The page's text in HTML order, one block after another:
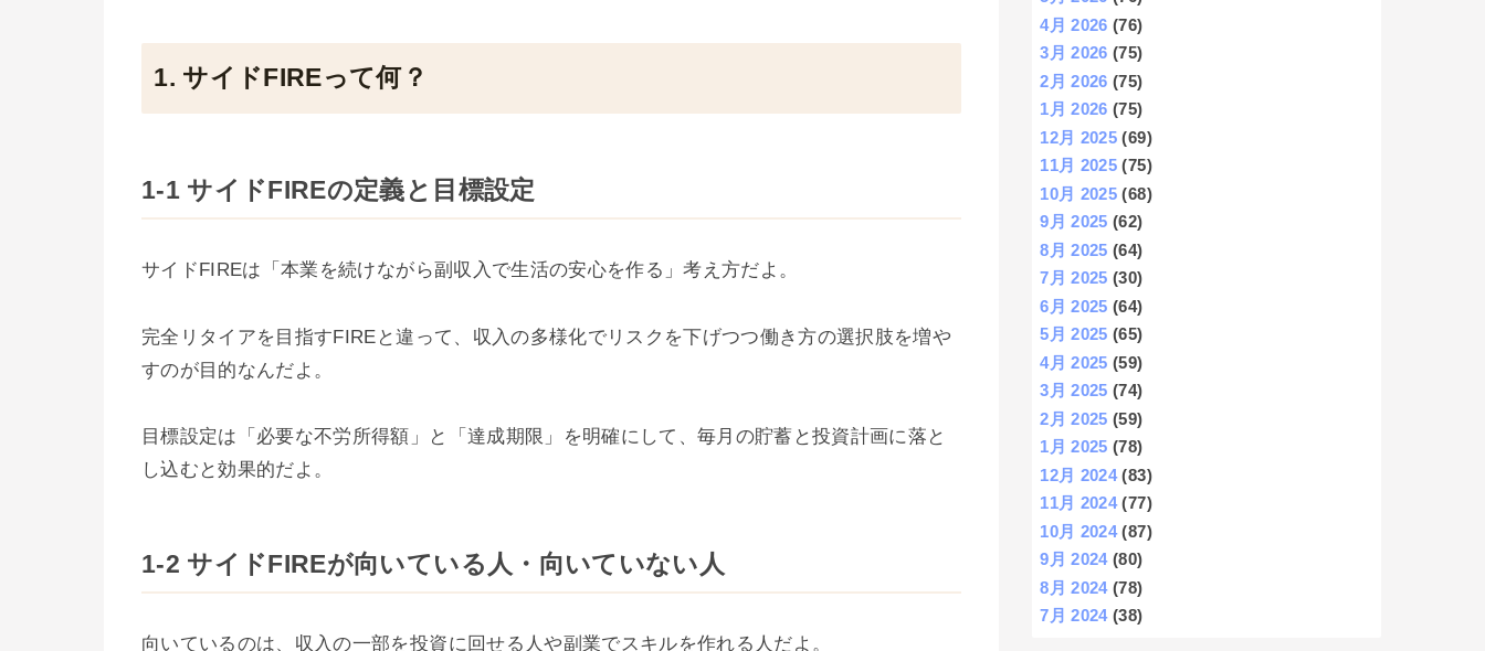
1. サイドFIREって何？
1-1 サイドFIREの定義と目標設定
サイドFIREは「本業を続けながら副収入で生活の安心を作る」考え方だよ。
完全リタイアを目指すFIREと違って、収入の多様化でリスクを下げつつ働き方の選択肢を増や
すのが目的なんだよ。
目標設定は「必要な不労所得額」と「達成期限」を明確にして、毎月の貯蓄と投資計画に落と
し込むと効果的だよ。
1-2 サイドFIREが向いている人・向いていない人
向いているのは、収入の一部を投資に回せる人や副業でスキルを作れる人だよ。
4月 2026 (76)
3月 2026 (75)
2月 2026 (75)
1月 2026 (75)
12月 2025 (69)
11月 2025 (75)
10月 2025 (68)
9月 2025 (62)
8月 2025 (64)
7月 2025 (30)
6月 2025 (64)
5月 2025 (65)
4月 2025 (59)
3月 2025 (74)
2月 2025 (59)
1月 2025 (78)
12月 2024(83)
11月 2024(77)
10月 2024(87)
9月 2024(80)
8月 2024(78)
7月 2024(38)